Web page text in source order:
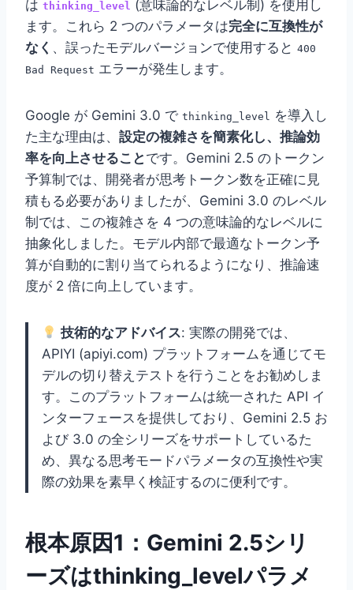
は thinking_level (意味論的なレベル制) を使用し
ます。これら 2 つのパラメータは完全に互換性が
なく 、誤ったモデルバージョンで使用すると 400
Bad Request エラーが発生します。
Google が Gemini 3.0 で thinking_level を導入し
た主な理由は、 設定の複雑さを簡素化し、推論効
率を向上させること です。Gemini 2.5 のトークン
予算制では、開発者が思考トークン数を正確に見
積もる必要がありましたが、Gemini 3.0 のレベル
制では、この複雑さを 4 つの意味論的なレベルに
抽象化しました。モデル内部で最適なトークン予
算が自動的に割り当てられるようになり、推論速
度が 2 倍に向上しています。
技術的なアドバイス: 実際の開発では、
APIYI (apiyi.com) プラットフォームを通じてモ
デルの切り替えテストを行うことをお勧めしま
す。このプラットフォームは統一された API イ
ンターフェースを提供しており、Gemini 2.5 お
よび 3.0 の全シリーズをサポートしているた
め、異なる思考モードパラメータの互換性や実
際の効果を素早く検証するのに便利です。
根本原因1：Gemini 2.5シリ
ーズはthinking_levelパラメ